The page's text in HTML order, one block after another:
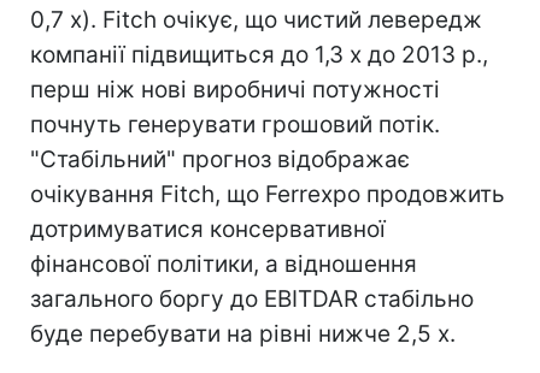
0,7 x). Fitch очікує, що чистий левередж
компанії підвищиться до 1,3 x до 2013 р.,
перш ніж нові виробничі потужності
почнуть генерувати грошовий потік.
"Стабільний" прогноз відображає
очікування Fitch, що Ferrexpo продовжить
дотримуватися консервативної
фінансової політики, а відношення
загального боргу до EBITDAR стабільно
буде перебувати на рівні нижче 2,5 x.